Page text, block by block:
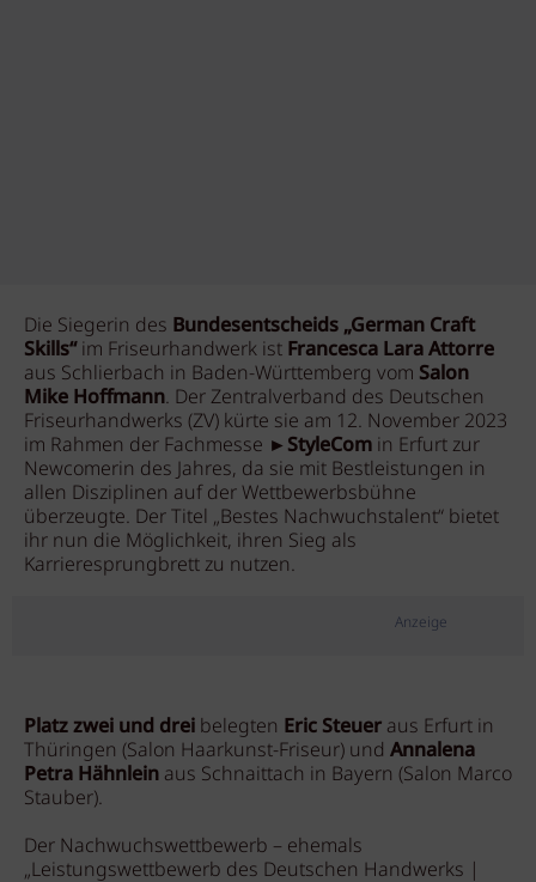
Die Siegerin des Bundesentscheids „German Craft
Skills“im Friseurhandwerk ist Francesca Lara Attorre
aus Schlierbach in Baden-Württemberg vom Salon
Mike Hoffmann. Der Zentralverband des Deutschen
Friseurhandwerks (ZV) kürte sie am 12. November 2023
im Rahmen der Fachmesse ► StyleCom in Erfurt zur
Newcomerin des Jahres, da sie mit Bestleistungen in
allen Disziplinen auf der Wettbewerbsbühne
überzeugte. Der Titel „Bestes Nachwuchstalent“ bietet
ihr nun die Möglichkeit, ihren Sieg als
Karrieresprungbrett zu nutzen.
Anzeige
Platz zwei und drei belegten Eric Steuer aus Erfurt in
Thüringen (Salon Haarkunst-Friseur) und Annalena
Petra Hähnlein aus Schnaittach in Bayern (Salon Marco
Stauber).
Der Nachwuchswettbewerb – ehemals
„Leistungswettbewerb des Deutschen Handwerks |